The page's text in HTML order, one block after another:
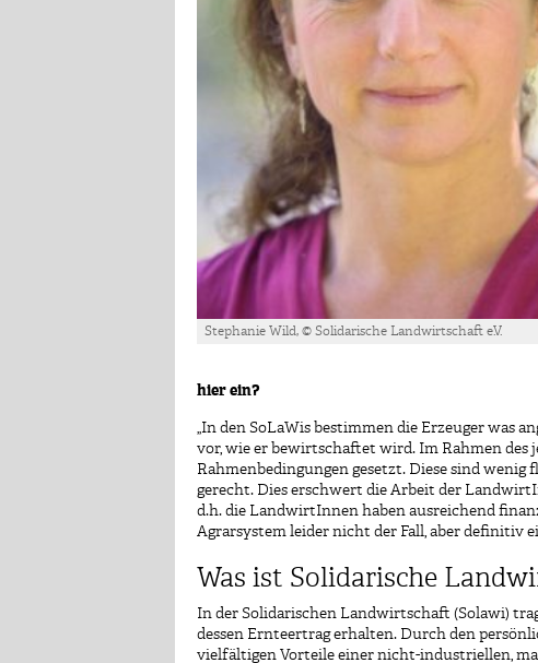
Stephanie Wild, © Solidarische Landwirtschaft e.V.
hier ein?
„In den SoLaWis bestimmen die Erzeuger was
vor, wie er bewirtschaftet wird. Im Rahmen des
Rahmenbedingungen gesetzt. Diese sind
gerecht. Dies erschwert die Arbeit der
d.h. die LandwirtInnen haben ausreichend
Agrarsystem leider nicht der Fall, aber definitiv
Was ist Solidarische
In der Solidarischen Landwirtschaft (Solawi)
dessen Ernteertrag erhalten. Durch den
vielfältigen Vorteile einer nicht-industriellen,